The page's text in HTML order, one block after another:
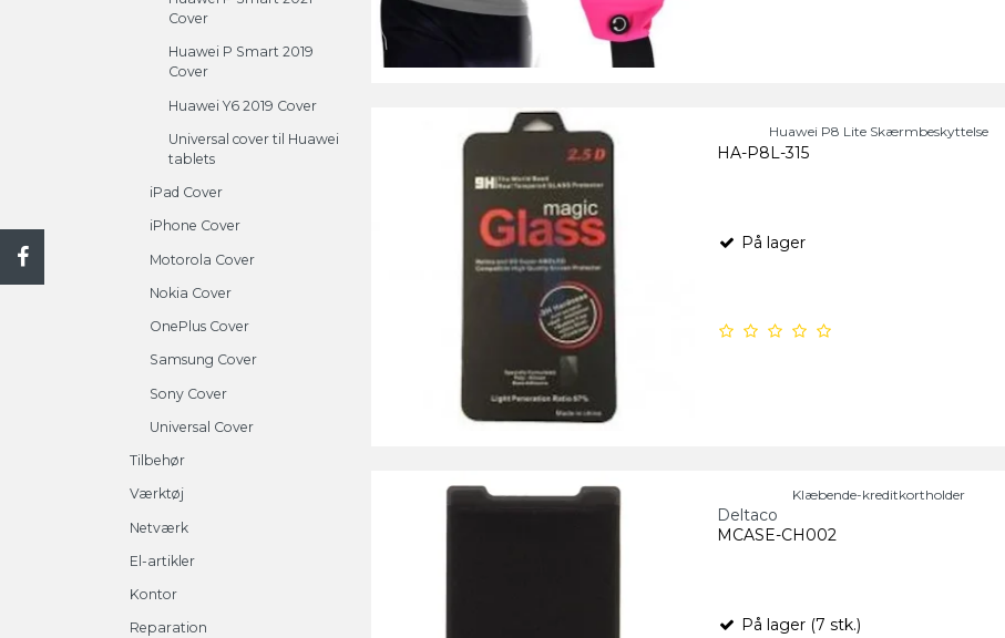
Cover
Huawei P Smart 2019
Cover
Huawei Y6 2019 Cover
Universal cover til Huawei
tablets
iPad Cover
iPhone Cover
Motorola Cover
Nokia Cover
OnePlus Cover
Samsung Cover
Sony Cover
Universal Cover
Tilbehør
Værktøj
Netværk
El-artikler
Kontor
Reparation
Huawei P8 Lite Skærmbeskyttelse
HA-P8L-315
På lager
Klæbende-kreditkortholder
Deltaco
MCASE-CH002
På lager (7 stk.)